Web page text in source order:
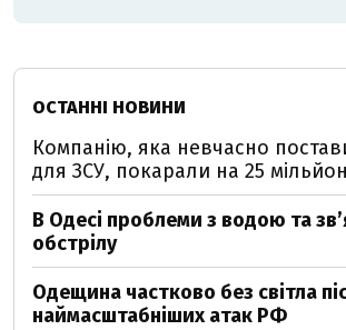
ОСТАННІ НОВИНИ
Компанію, яка невчасно
для ЗСУ, покарали на 25
В Одесі проблеми з водою та
обстрілу
Одещина частково без світла
наймасштабніших атак РФ